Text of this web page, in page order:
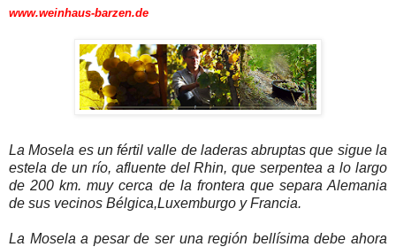
www.weinhaus-barzen.de
La Mosela es un fértil valle de laderas abruptas que sigue la
estela de un río, afluente del Rhin, que serpentea a lo largo
de 200 km. muy cerca de la frontera que separa Alemania
de sus vecinos Bélgica,Luxemburgo y Francia.
La Mosela a pesar de ser una región bellísima debe ahora